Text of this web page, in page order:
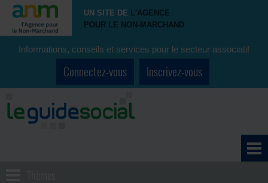
UN SITE DE L'AGENCE
POUR LE NON-MARCHAND
Informations, conseils et services pour le secteur associatif
Connectez-vous Inscrivez-vous